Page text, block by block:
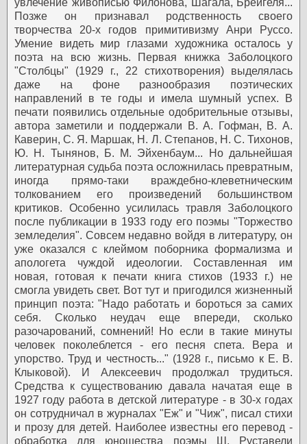
увлечение живописью Филонова, Шагала, Брейгеля...
Позже он признавал родственность своего
творчества 20-х годов примитивизму Анри Руссо.
Умение видеть мир глазами художника осталось у
поэта на всю жизнь. Первая книжка Заболоцкого
"Столбцы" (1929 г., 22 стихотворения) выделялась
даже на фоне разнообразия поэтических
направлений в те годы и имела шумный успех. В
печати появились отдельные одобрительные отзывы,
автора заметили и поддержали В. А. Гофман, В. А.
Каверин, С. Я. Маршак, Н. Л. Степанов, Н. С. Тихонов,
Ю. Н. Тынянов, Б. М. Эйхенбаум... Но дальнейшая
литературная судьба поэта осложнилась превратным,
иногда прямо-таки враждебно-клеветническим
толкованием его произведений большинством
критиков. Особенно усилилась травля Заболоцкого
после публикации в 1933 году его поэмы "Торжество
земледелия". Совсем недавно войдя в литературу, он
уже оказался с клеймом поборника формализма и
апологета чуждой идеологии. Составленная им
новая, готовая к печати книга стихов (1933 г.) не
смогла увидеть свет. Вот тут и пригодился жизненный
принцип поэта: "Надо работать и бороться за самих
себя. Сколько неудач еще впереди, сколько
разочарований, сомнений! Но если в такие минуты
человек поколеблется - его песня спета. Вера и
упорство. Труд и честность..." (1928 г., письмо к Е. В.
Клыковой). И Алексеевич продолжал трудиться.
Средства к существованию давала начатая еще в
1927 году работа в детской литературе - в 30-х годах
он сотрудничал в журналах "Еж" и "Чиж", писал стихи
и прозу для детей. Наиболее известны его перевод -
обработка для юношества поэмы Ш. Руставели